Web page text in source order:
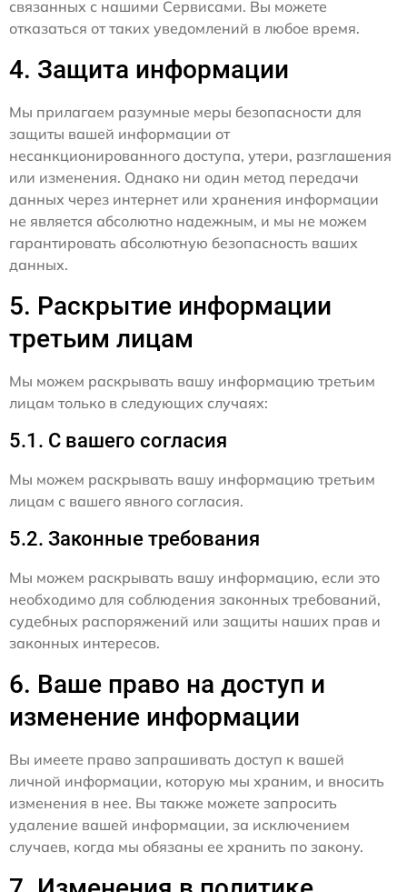
связанных с нашими Сервисами. Вы можете
отказаться от таких уведомлений в любое время.
4. Защита информации
Мы прилагаем разумные меры безопасности для
защиты вашей информации от
несанкционированного доступа, утери, разглашения
или изменения. Однако ни один метод передачи
данных через интернет или хранения информации
не является абсолютно надежным, и мы не можем
гарантировать абсолютную безопасность ваших
данных.
5. Раскрытие информации
третьим лицам
Мы можем раскрывать вашу информацию третьим
лицам только в следующих случаях:
5.1. С вашего согласия
Мы можем раскрывать вашу информацию третьим
лицам с вашего явного согласия.
5.2. Законные требования
Мы можем раскрывать вашу информацию, если это
необходимо для соблюдения законных требований,
судебных распоряжений или защиты наших прав и
законных интересов.
6. Ваше право на доступ и
изменение информации
Вы имеете право запрашивать доступ к вашей
личной информации, которую мы храним, и вносить
изменения в нее. Вы также можете запросить
удаление вашей информации, за исключением
случаев, когда мы обязаны ее хранить по закону.